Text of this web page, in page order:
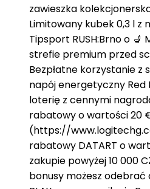
zawieszka
Limitowany kubek 0,3 l z
Tipsport RUSH:Brno o 💺
strefie premium przed
Bezpłatne korzystanie z
napój energetyczny Red
loterię z cennymi
rabatowy o wartości 20
(https://
rabatowy DATART o
zakupie powyżej 10 000
bonusy możesz odebrać